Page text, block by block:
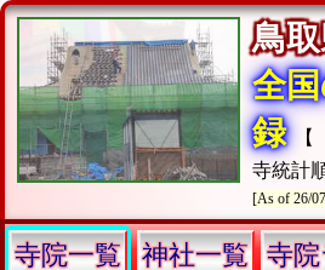
鳥
全
録
寺統計
[As of 26/
寺院一覧
神社一覧 寺